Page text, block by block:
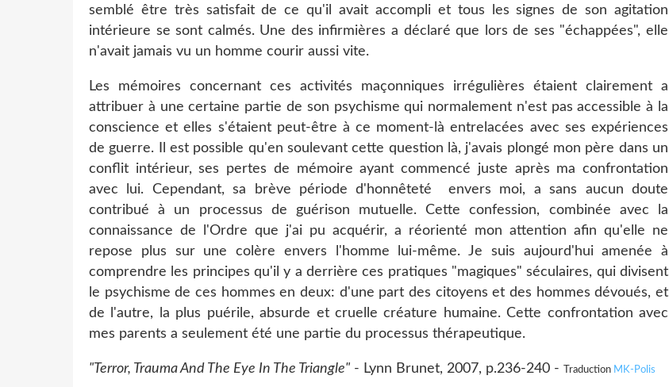
semblé être très satisfait de ce qu'il avait accompli et tous les signes de son agitation
intérieure se sont calmés. Une des infirmières a déclaré que lors de ses "échappées", elle
n'avait jamais vu un homme courir aussi vite.
Les mémoires concernant ces activités maçonniques irrégulières étaient clairement a
attribuer à une certaine partie de son psychisme qui normalement n'est pas accessible à la
conscience et elles s'étaient peut-être à ce moment-là entrelacées avec ses expériences
de guerre. Il est possible qu'en soulevant cette question là, j'avais plongé mon père dans un
conflit intérieur, ses pertes de mémoire ayant commencé juste après ma confrontation
avec lui. Cependant, sa brève période d'honnêteté envers moi, a sans aucun doute
contribué à un processus de guérison mutuelle. Cette confession, combinée avec la
connaissance de l'Ordre que j'ai pu acquérir, a réorienté mon attention afin qu'elle ne
repose plus sur une colère envers l'homme lui-même. Je suis aujourd'hui amenée à
comprendre les principes qu'il y a derrière ces pratiques "magiques" séculaires, qui divisent
le psychisme de ces hommes en deux: d'une part des citoyens et des hommes dévoués, et
de l'autre, la plus puérile, absurde et cruelle créature humaine. Cette confrontation avec
mes parents a seulement été une partie du processus thérapeutique.
"Terror, Trauma And The Eye In The Triangle" - Lynn Brunet, 2007, p.236-240 - Traduction MK-Polis